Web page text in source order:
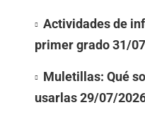
Actividades de
primer grado31/
Muletillas: Qué
usarlas29/07/